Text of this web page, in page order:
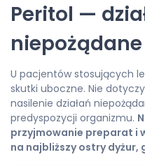
Peritol —
niepożądane
U pacjentów stosujących
skutki uboczne. Nie
nasilenie działań
predyspozycji organizmu.
przyjmowanie preparat i
na najbliższy ostry